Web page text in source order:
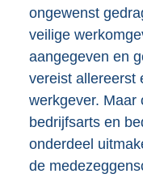
ongewenst
veilige
aangegeven en
vereist allereerst
werkgever. Maar
bedrijfsarts en
onderdeel
de